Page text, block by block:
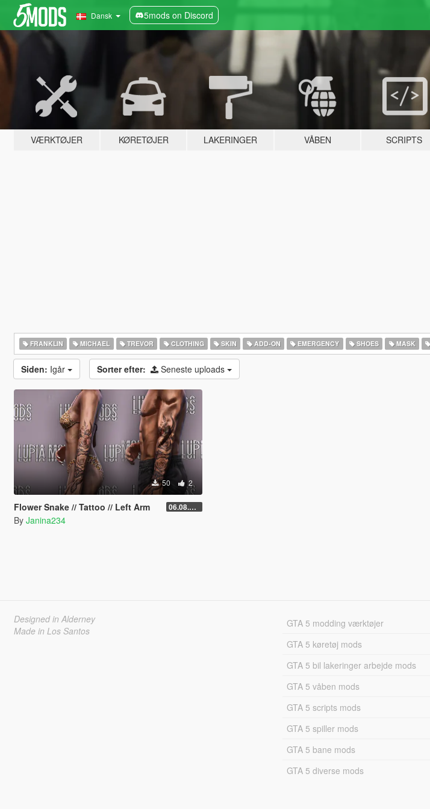
Dansk 5mods on Discord
VÆRKTØJER KØRETØJER LAKERINGER VÅBEN SCRIPTS
FRANKLIN MICHAEL TREVOR CLOTHING SKIN ADD-ON EMERGENCY SHOES MASK
Siden: Igår Sorter efter: Seneste uploads
50 2
Flower Snake // Tattoo // Left Arm 06.08.2026
By Janina234
Designed in Alderney
Made in Los Santos
GTA 5 modding værktøjer
GTA 5 køretøj mods
GTA 5 bil lakeringer arbejde mods
GTA 5 våben mods
GTA 5 scripts mods
GTA 5 spiller mods
GTA 5 bane mods
GTA 5 diverse mods